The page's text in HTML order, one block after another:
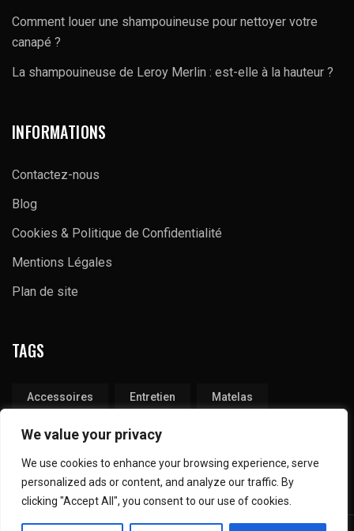
We value your privacy
We use cookies to enhance your browsing experience, serve
personalized ads or content, and analyze our traffic. By
clicking "Accept All", you consent to our use of cookies.
Comment louer une shampouineuse pour nettoyer votre
canapé ?
La shampouineuse de Leroy Merlin : est-elle à la hauteur ?
INFORMATIONS
Contactez-nous
Blog
Cookies & Politique de Confidentialité
Mentions Légales
Plan de site
TAGS
Accessoires Entretien Matelas
Produits Tapis